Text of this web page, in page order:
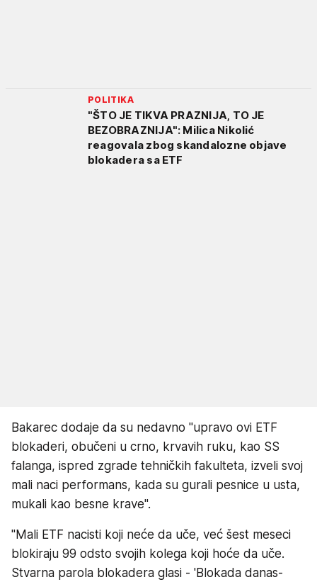
POLITIKA
"ŠTO JE TIKVA PRAZNIJA, TO JE
BEZOBRAZNIJA": Milica Nikolić
reagovala zbog skandalozne objave
blokadera sa ETF
Bakarec dodaje da su nedavno "upravo ovi ETF
blokaderi, obučeni u crno, krvavih ruku, kao SS
falanga, ispred zgrade tehničkih fakulteta, izveli svoj
mali naci performans, kada su gurali pesnice u usta,
mukali kao besne krave".
"Mali ETF nacisti koji neće da uče, već šest meseci
blokiraju 99 odsto svojih kolega koji hoće da uče.
Stvarna parola blokadera glasi - 'Blokada danas-